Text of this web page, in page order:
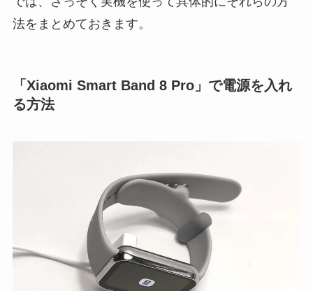
法をまとめておきます。
「Xiaomi Smart Band 8 Pro」で電源を入れ
る方法